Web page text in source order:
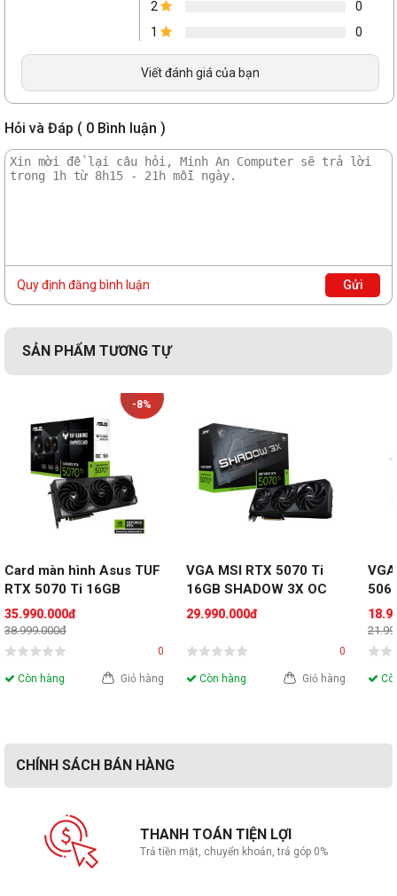
Chuẩn
nối
Công suất
550W
Kích thước
Thông tin chung
Quạt tản
1 quạt
2
0
1
0
Viết đánh giá của bạn
Hỏi và Đáp ( 0 Bình luận )
Quy định đăng bình luận Gửi
SẢN PHẨM TƯƠNG TỰ
-8%
Card màn hình Asus TUF
RTX 5070 Ti 16GB
GDDR7 OC
35.990.000đ
38.999.000đ
0
Còn hàng Giỏ hàng
VGA MSI RTX 5070 Ti
16GB SHADOW 3X OC
29.990.000đ
0
Còn hàng Giỏ hàng
CHÍNH SÁCH BÁN HÀNG
THANH TOÁN TIỆN LỢI
Trả tiền mặt, chuyển khoản, trả góp 0%